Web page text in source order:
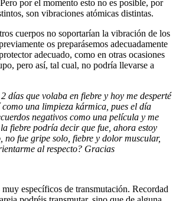
por el momento esto no es posible, por
son vibraciones atómicas distintas.
cuerpos no soportarían la vibración de los
os preparásemos adecuadamente
adecuado, como en otras ocasiones
pero así, tal cual, no podría llevarse a
días que volaba en fiebre y hoy me desperté
como una limpieza kármica, pues el día
negativos como una película y me
fiebre podría decir que fue, ahora estoy
no fue gripe solo, fiebre y dolor muscular,
al respecto? Gracias
específicos de transmutación. Recordad